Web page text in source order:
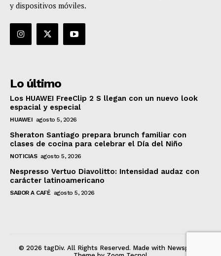
y dispositivos móviles.
Lo último
Los HUAWEI FreeClip 2 S llegan con un nuevo look
espacial y especial
HUAWEI agosto 5, 2026
Sheraton Santiago prepara brunch familiar con
clases de cocina para celebrar el Día del Niño
NOTICIAS agosto 5, 2026
Nespresso Vertuo Diavolitto: Intensidad audaz con
carácter latinoamericano
SABOR A CAFÉ agosto 5, 2026
© 2026 tagDiv. All Rights Reserved. Made with Newspaper